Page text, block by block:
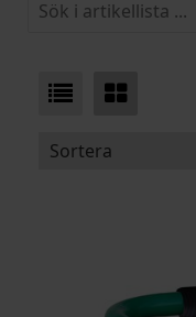
Sortera